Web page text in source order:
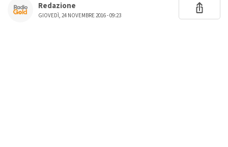
Redazione
GIOVEDÌ, 24 NOVEMBRE 2016 - 09:23